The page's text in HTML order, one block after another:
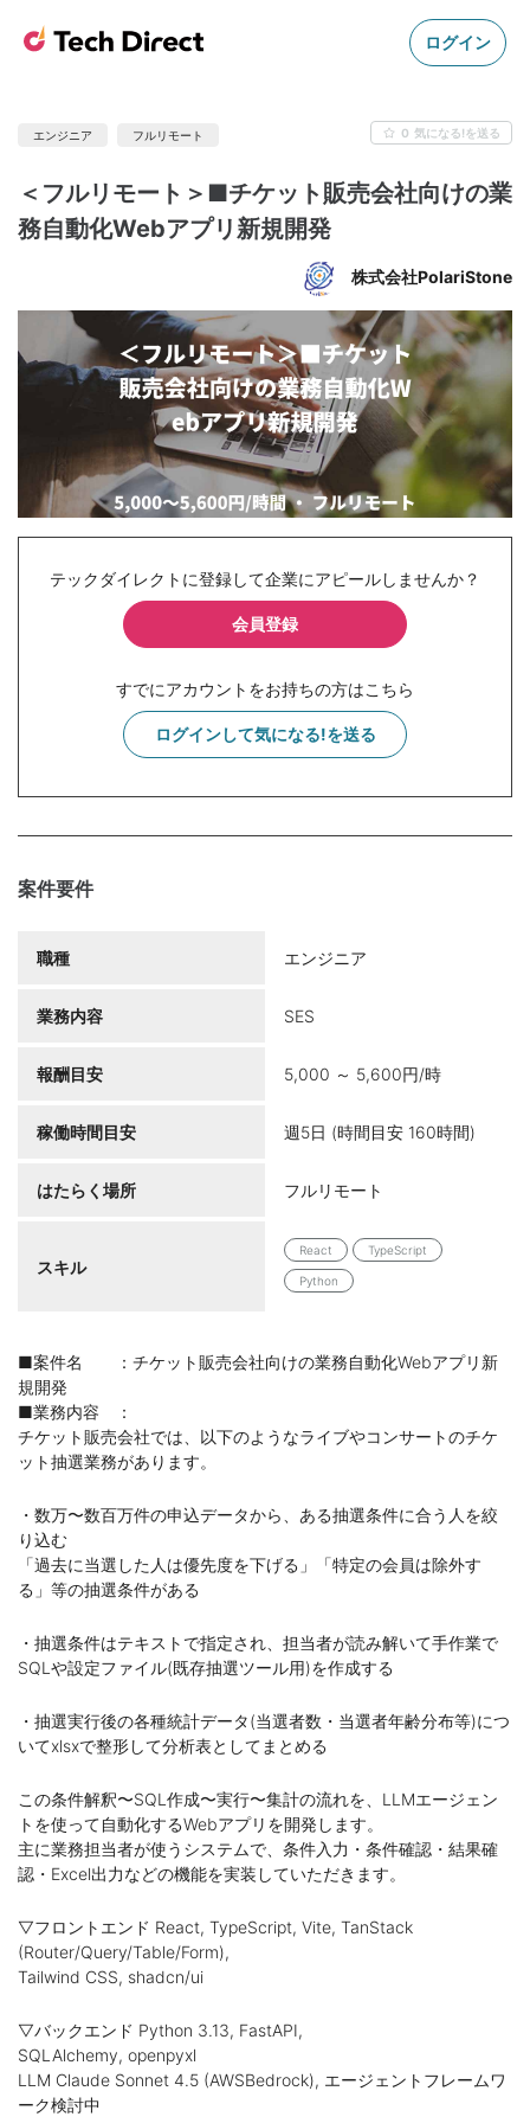
ログイン
エンジニア フルリモート 0 気になる!を送る
＜フルリモート＞■チケット販売会社向けの業
務自動化Webアプリ新規開発
株式会社PolariStone
テックダイレクトに登録して企業にアピールしませんか？
会員登録
すでにアカウントをお持ちの方はこちら
ログインして気になる!を送る
案件要件
職種 エンジニア
業務内容 SES
報酬目安 5,000 ～ 5,600円/時
稼働時間目安 週5日 (時間目安 160時間)
はたらく場所 フルリモート
スキル
React TypeScript
Python
■案件名 ：チケット販売会社向けの業務自動化Webアプリ新
規開発
■業務内容 ：
チケット販売会社では、以下のようなライブやコンサートのチケ
ット抽選業務があります。
・数万〜数百万件の申込データから、ある抽選条件に合う人を絞
り込む
「過去に当選した人は優先度を下げる」「特定の会員は除外す
る」等の抽選条件がある
・抽選条件はテキストで指定され、担当者が読み解いて手作業で
SQLや設定ファイル(既存抽選ツール用)を作成する
・抽選実行後の各種統計データ(当選者数・当選者年齢分布等)につ
いてxlsxで整形して分析表としてまとめる
この条件解釈〜SQL作成〜実行〜集計の流れを、LLMエージェン
トを使って自動化するWebアプリを開発します。
主に業務担当者が使うシステムで、条件入力・条件確認・結果確
認・Excel出力などの機能を実装していただきます。
▽フロントエンド React, TypeScript, Vite, TanStack
(Router/Query/Table/Form),
Tailwind CSS, shadcn/ui
▽バックエンド Python 3.13, FastAPI,
SQLAlchemy, openpyxl
LLM Claude Sonnet 4.5 (AWSBedrock), エージェントフレームワ
ーク検討中